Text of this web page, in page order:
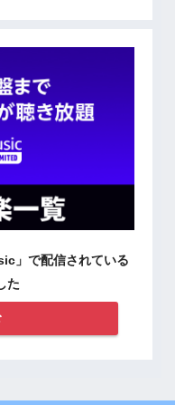
」で配信されている
た